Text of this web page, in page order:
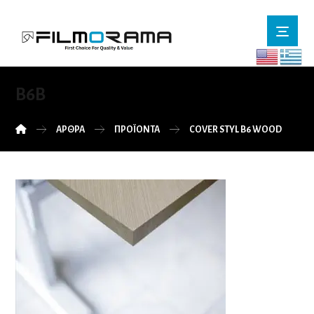
B6B
ΆΡΘΡΑ ΠΡΟΪΌΝΤΑ COVER STYL B6 WOOD